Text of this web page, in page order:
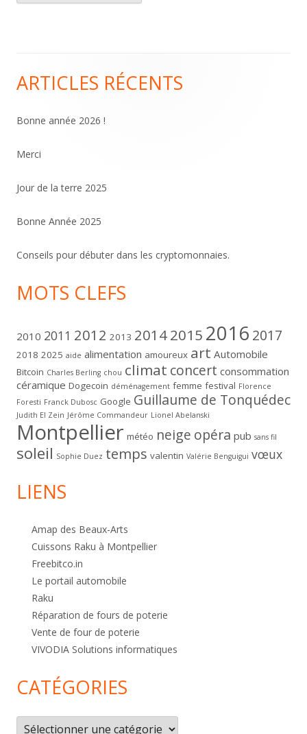
Colonne
principale
ARTICLES RÉCENTS
Bonne année 2026 !
Merci
Jour de la terre 2025
Bonne Année 2025
Conseils pour débuter dans les cryptomonnaies.
MOTS CLEFS
2010 2011 2012 2013 20142015 2016 2017
2018 2025 aide alimentation amoureux art Automobile
Bitcoin Charles Berling chou climat concert consommation
céramique Dogecoin déménagement femme festival Florence
Foresti Franck Dubosc Google Guillaume de Tonquédec
Judith El Zein Jérôme Commandeur Lionel Abelanski
Montpellier météo neige opéra pub sans fil
soleil Sophie Duez temps valentin Valérie Benguigui vœux
LIENS
Amap des Beaux-Arts
Cuissons Raku à Montpellier
Freebitco.in
Le portail automobile
Raku
Réparation de fours de poterie
Vente de four de poterie
VIVODIA Solutions informatiques
CATÉGORIES
Catégories